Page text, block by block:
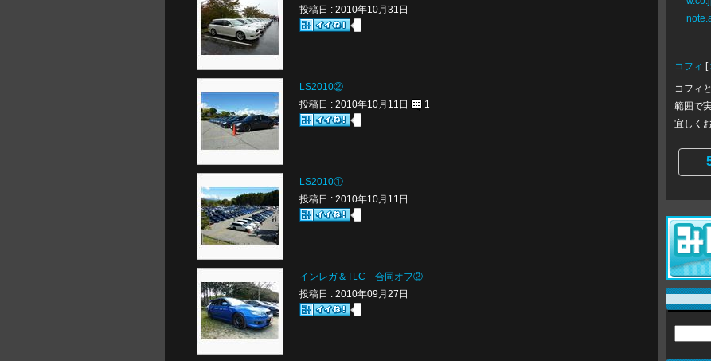
投稿日 : 2010年10月31日
LS2010②
投稿日 : 2010年10月11日
1
LS2010①
投稿日 : 2010年10月11日
インレガ＆TLC 合同オフ②
投稿日 : 2010年09月27日
コフィ [
コフィ
範囲で
宜しく